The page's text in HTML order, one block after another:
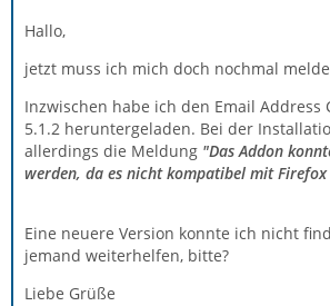
Hallo,
jetzt muss ich mich doch nochmal
Inzwischen habe ich den Email Address
5.1.2 heruntergeladen. Bei der
allerdings die Meldung "Das Addon
werden, da es nicht kompatibel mit
Eine neuere Version konnte ich nicht
jemand weiterhelfen, bitte?
Liebe Grüße